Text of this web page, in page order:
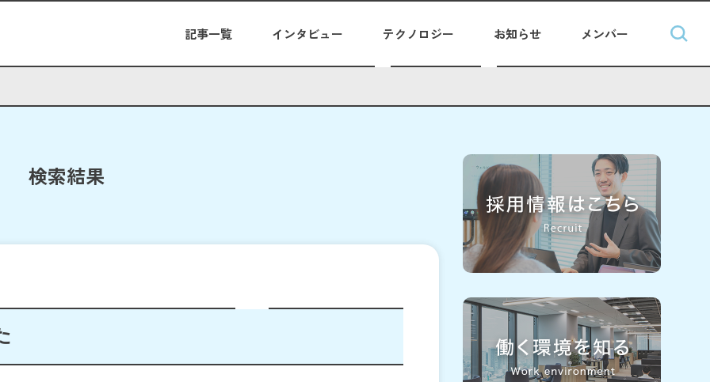
記事一覧 インタビュー テクノロジー お知らせ メンバー
検索結果